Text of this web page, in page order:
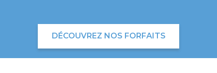
DÉCOUVREZ NOS FORFAITS